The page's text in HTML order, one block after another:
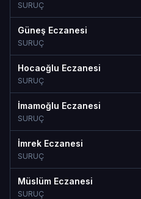
SURUÇ
Güneş Eczanesi
SURUÇ
Hocaoğlu Eczanesi
SURUÇ
İmamoğlu Eczanesi
SURUÇ
İmrek Eczanesi
SURUÇ
Müslüm Eczanesi
SURUÇ